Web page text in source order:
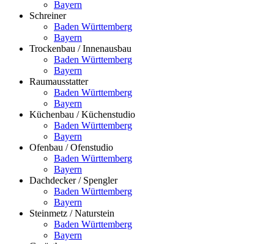
Bayern
Schreiner
Baden Württemberg
Bayern
Trockenbau / Innenausbau
Baden Württemberg
Bayern
Raumausstatter
Baden Württemberg
Bayern
Küchenbau / Küchenstudio
Baden Württemberg
Bayern
Ofenbau / Ofenstudio
Baden Württemberg
Bayern
Dachdecker / Spengler
Baden Württemberg
Bayern
Steinmetz / Naturstein
Baden Württemberg
Bayern